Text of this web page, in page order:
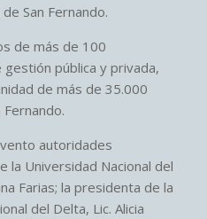
San Fernando.
de más de 100
pública y privada,
de más de 35.000
autoridades
la Universidad Nacional del
Farias; la presidenta de la
del Delta, Lic. Alicia